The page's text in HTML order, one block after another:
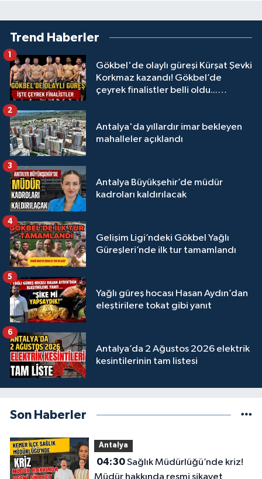
Trend Haberler
Gökbel'de olaylı güreşi Kürşat Şevki
Korkmaz kazandı! Gökbel’de
çeyrek finalistler belli oldu...
1
Antalya'da yıllardır imar bekleyen
mahalleler açıklandı
2
Antalya Büyükşehir’de müdür
kadroları kaldırılacak
3
Gelişim Ligi’ndeki Gökbel Yağlı
Güreşleri’nde ilk tur tamamlandı
4
Yağlı güreş hocası Hasan Aydın’dan
eleştirilere tokat gibi yanıt
5
Antalya’da 2 Ağustos 2026 elektrik
kesintilerinin tam listesi
6
Son Haberler
Antalya
04:30Sağlık Müdürlüğü’nde kriz!